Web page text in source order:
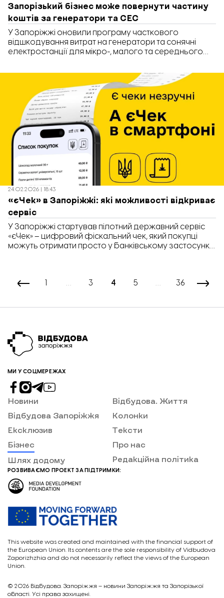
Запорізький бізнес може повернути частину
коштів за генератори та СЕС
У Запоріжжі оновили програму часткового
відшкодування витрат на генератори та сонячні
електростанції для мікро-, малого та середнього
24.02.2026 | 18:43
«єЧек» в Запоріжжі: які можливості відкриває
сервіс
У Запоріжжі стартував пілотний державний сервіс
«єЧек» – цифровий фіскальний чек, який покупці
можуть отримати просто у банківському застосунку
… 3 4 5 … 36
МИ У СОЦМЕРЕЖАХ
Новини
Відбудова Запоріжжя
Ексклюзив
Бізнес
Шлях додому
Відбудова. Життя
Колонки
Тексти
Про нас
Редакційна політика
РОЗВИВАЄМО ПРОЕКТ ЗА ПІДТРИМКИ:
This website was created and maintained with the financial support of
the European Union. Its contents are the sole responsibility of Vidbudova
Zaporizhzhia and do not necessarily reflect the views of the European
Union.
© 2026 Відбудова. Запоріжжя – новини Запоріжжя та Запорізької
області. Усі права захищені.